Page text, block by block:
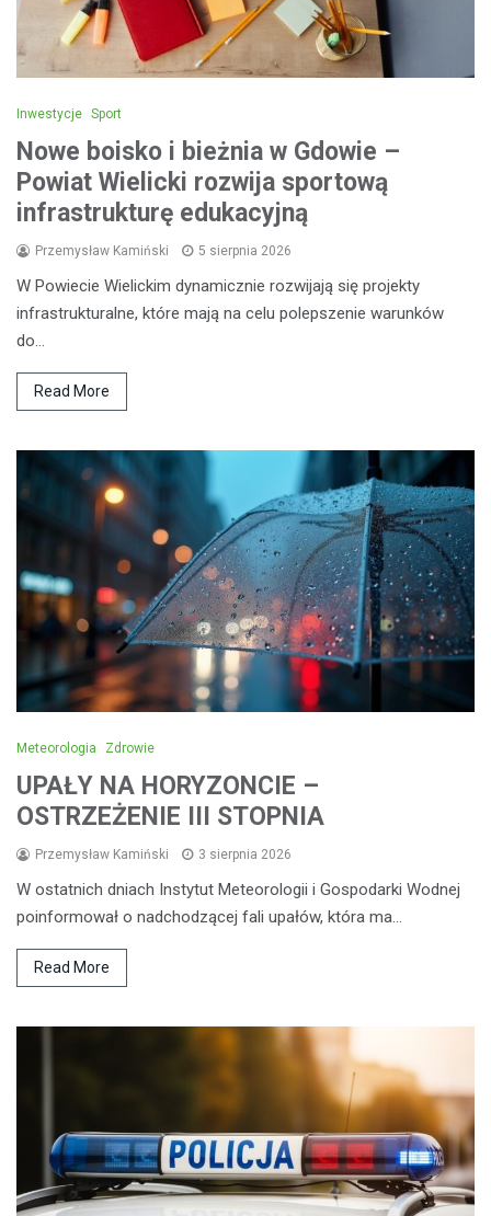
Inwestycje Sport
Nowe boisko i bieżnia w Gdowie –
Powiat Wielicki rozwija sportową
infrastrukturę edukacyjną
Przemysław Kamiński 5 sierpnia 2026
W Powiecie Wielickim dynamicznie rozwijają się projekty
infrastrukturalne, które mają na celu polepszenie warunków
do…
Read More
Meteorologia Zdrowie
UPAŁY NA HORYZONCIE –
OSTRZEŻENIE III STOPNIA
Przemysław Kamiński 3 sierpnia 2026
W ostatnich dniach Instytut Meteorologii i Gospodarki Wodnej
poinformował o nadchodzącej fali upałów, która ma…
Read More